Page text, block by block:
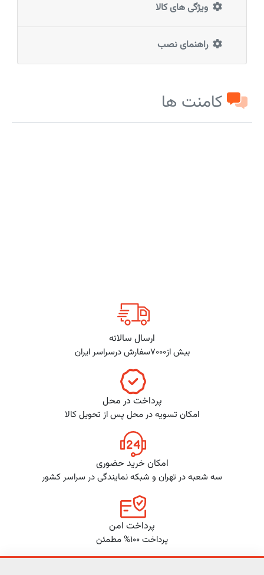
ویژگی های کالا
راهنمای نصب
کامنت ها
ارسال سالانه
بیش از7000سفارش درسراسر ایران
پرداخت در محل
امکان تسویه در محل پس از تحویل کالا
امکان خرید حضوری
سه شعبه در تهران و شبکه نمایندگی در سراسر کشور
پرداخت امن
پرداخت 100% مطمئن